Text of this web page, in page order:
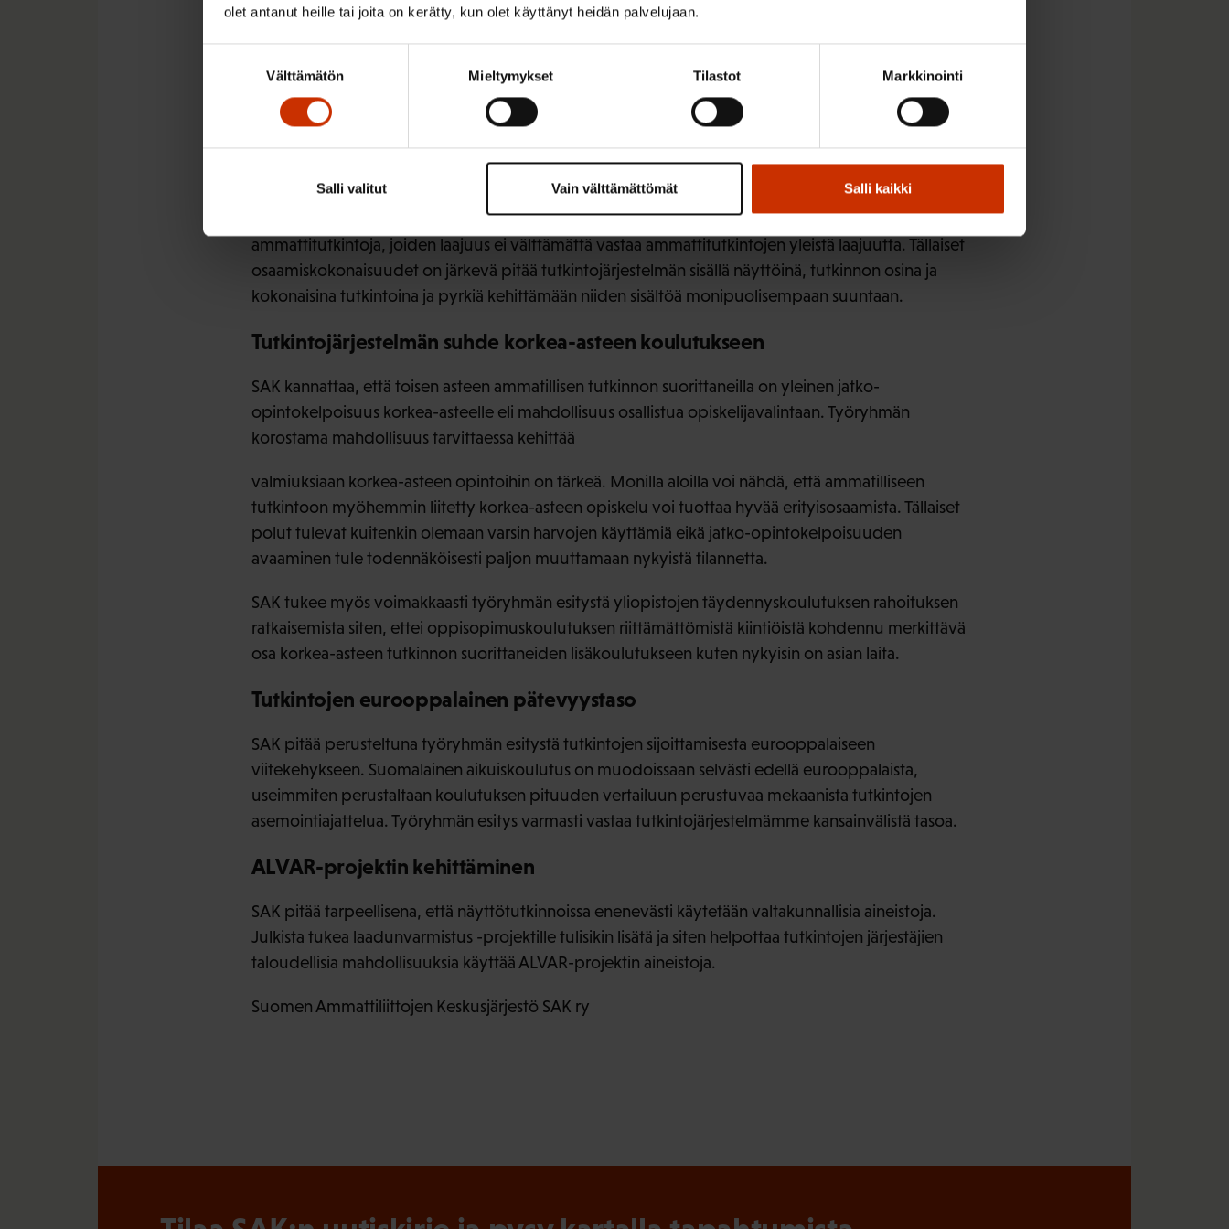
olet antanut heille tai joita on kerätty, kun olet käyttänyt heidän palvelujaan.
Välttämätön Mieltymykset Tilastot Markkinointi
Vain välttämättömät
Salli valitut Salli kaikki
Ammattitutkintojen laatu ja vaativuus, luotettavuus ja työllistämisteho vaativat jatkuvaa
kehittämistä. Työryhmän esitys uudenlaisen rakenteen hakemiseksi kokeilujen avulla, on perusteltu.
Rakenteen ja tutkintovaatimusten tulee vastata ensisijaisesti asiakkaiden, loppukäyttäjien ja korkean
työllisyyden tarpeita. Työryhmän esitys voimavarojen lisäämisestä koulutus- ja tutkintotoimikunnille
on syytä toteuttaa nopeasti. Tutkintojärjestelmän ja työelämän vuorovaikutus on tuloksellista, jos
Työurallaan ammatinvaihdon eteen joutuvat aikuiset tarvitsevat kohdennetumpia
ammattitutkintoja, joiden laajuus ei välttämättä vastaa ammattitutkintojen yleistä laajuutta. Tällaiset
osaamiskokonaisuudet on järkevä pitää tutkintojärjestelmän sisällä näyttöinä, tutkinnon osina ja
kokonaisina tutkintoina ja pyrkiä kehittämään niiden sisältöä monipuolisempaan suuntaan.
Tutkintojärjestelmän suhde korkea-asteen koulutukseen
SAK kannattaa, että toisen asteen ammatillisen tutkinnon suorittaneilla on yleinen jatko-
opintokelpoisuus korkea-asteelle eli mahdollisuus osallistua opiskelijavalintaan. Työryhmän
korostama mahdollisuus tarvittaessa kehittää
valmiuksiaan korkea-asteen opintoihin on tärkeä. Monilla aloilla voi nähdä, että ammatilliseen
tutkintoon myöhemmin liitetty korkea-asteen opiskelu voi tuottaa hyvää erityisosaamista. Tällaiset
polut tulevat kuitenkin olemaan varsin harvojen käyttämiä eikä jatko-opintokelpoisuuden
avaaminen tule todennäköisesti paljon muuttamaan nykyistä tilannetta.
SAK tukee myös voimakkaasti työryhmän esitystä yliopistojen täydennyskoulutuksen rahoituksen
ratkaisemista siten, ettei oppisopimuskoulutuksen riittämättömistä kiintiöistä kohdennu merkittävä
osa korkea-asteen tutkinnon suorittaneiden lisäkoulutukseen kuten nykyisin on asian laita.
Tutkintojen eurooppalainen pätevyystaso
SAK pitää perusteltuna työryhmän esitystä tutkintojen sijoittamisesta eurooppalaiseen
viitekehykseen. Suomalainen aikuiskoulutus on muodoissaan selvästi edellä eurooppalaista,
useimmiten perustaltaan koulutuksen pituuden vertailuun perustuvaa mekaanista tutkintojen
asemointiajattelua. Työryhmän esitys varmasti vastaa tutkintojärjestelmämme kansainvälistä tasoa.
ALVAR-projektin kehittäminen
SAK pitää tarpeellisena, että näyttötutkinnoissa enenevästi käytetään valtakunnallisia aineistoja.
Julkista tukea laadunvarmistus -projektille tulisikin lisätä ja siten helpottaa tutkintojen järjestäjien
taloudellisia mahdollisuuksia käyttää ALVAR-projektin aineistoja.
Suomen Ammattiliittojen Keskusjärjestö SAK ry